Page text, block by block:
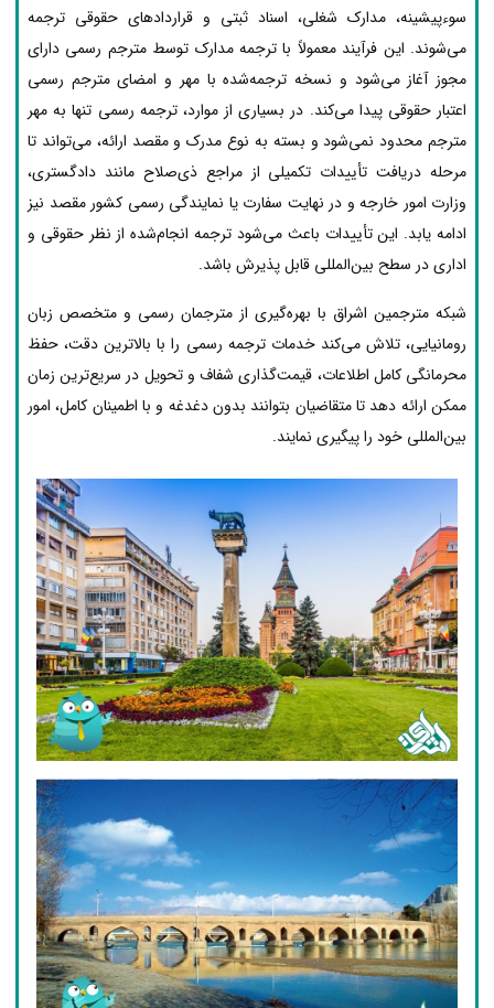
سوءپیشینه، مدارک شغلی، اسناد ثبتی و قراردادهای حقوقی ترجمه
می‌شوند. این فرآیند معمولاً با ترجمه مدارک توسط مترجم رسمی دارای
مجوز آغاز می‌شود و نسخه ترجمه‌شده با مهر و امضای مترجم رسمی
اعتبار حقوقی پیدا می‌کند. در بسیاری از موارد، ترجمه رسمی تنها به مهر
مترجم محدود نمی‌شود و بسته به نوع مدرک و مقصد ارائه، می‌تواند تا
مرحله دریافت تأییدات تکمیلی از مراجع ذی‌صلاح مانند دادگستری،
وزارت امور خارجه و در نهایت سفارت یا نمایندگی رسمی کشور مقصد نیز
ادامه یابد. این تأییدات باعث می‌شود ترجمه انجام‌شده از نظر حقوقی و
اداری در سطح بین‌المللی قابل پذیرش باشد.
شبکه مترجمین اشراق با بهره‌گیری از مترجمان رسمی و متخصص زبان
رومانیایی، تلاش می‌کند خدمات ترجمه رسمی را با بالاترین دقت، حفظ
محرمانگی کامل اطلاعات، قیمت‌گذاری شفاف و تحویل در سریع‌ترین زمان
ممکن ارائه دهد تا متقاضیان بتوانند بدون دغدغه و با اطمینان کامل، امور
بین‌المللی خود را پیگیری نمایند.